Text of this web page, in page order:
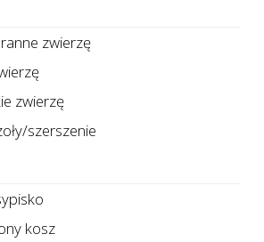
zwierzę
zwierzę
szerszenie
kosz